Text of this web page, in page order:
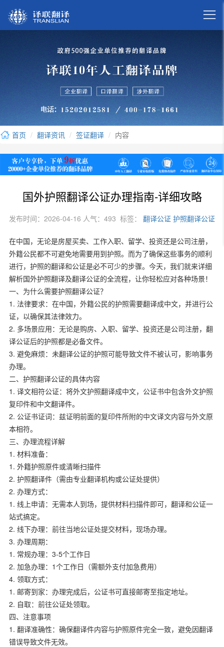

首页 翻译资讯 签证翻译 内容
国外护照翻译公证办理指南-详细攻略
发布时间：2026-04-16 人气：493 标签： 翻译公证 护照翻译公证
在中国，无论是房屋买卖、工作入职、留学、投资还是公司注册，
外籍公民都不可避免地需要用到护照。而为了确保这些事务的顺利
进行，护照的翻译和公证是必不可少的步骤。今天，我们就来详细
解析国外护照翻译及翻译公证的全流程，让你轻松应对各种场景！
一、为什么需要护照翻译公证？
1. 法律要求：在中国，外籍公民的护照需要翻译成中文，并进行公
证，以确保其法律效力。
2. 多场景应用：无论是购房、入职、留学、投资还是公司注册，翻
译公证后的护照都是必备文件。
3. 避免麻烦：未翻译公证的护照可能导致文件不被认可，影响事务
办理。
二、护照翻译公证的具体内容
1. 译文相符公证：将外文护照翻译成中文，公证书中包含外文护照
复印件和中文翻译件。
2. 公证书证词：兹证明前面的复印件所附的中文译文内容与外文原
本相符。
三、办理流程详解
1. 材料准备：
1. 外籍护照原件或清晰扫描件
2. 护照翻译件（需由专业翻译机构或公证处提供）
2. 办理方式：
1. 线上申请：无需本人到场，提供材料扫描件即可，翻译和公证一
站式搞定。
2. 线下办理：前往当地公证处提交材料，现场办理。
3. 办理周期：
1. 常规办理： 3-5个工作日
2. 加急办理： 1个工作日（需额外支付加急费用）
4. 领取方式：
1. 邮寄到家：办理完成后，公证书可直接邮寄至指定地址。
2. 自取：前往公证处领取。
四、注意事项
1. 翻译准确性：确保翻译件内容与护照原件完全一致，避免因翻译
错误导致文件无效。